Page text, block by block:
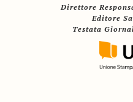
Direttore
Editore
Testata